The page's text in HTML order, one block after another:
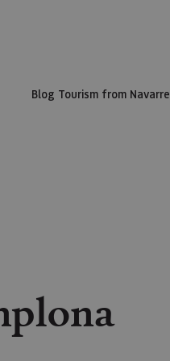
Blog Tourism from Navarre